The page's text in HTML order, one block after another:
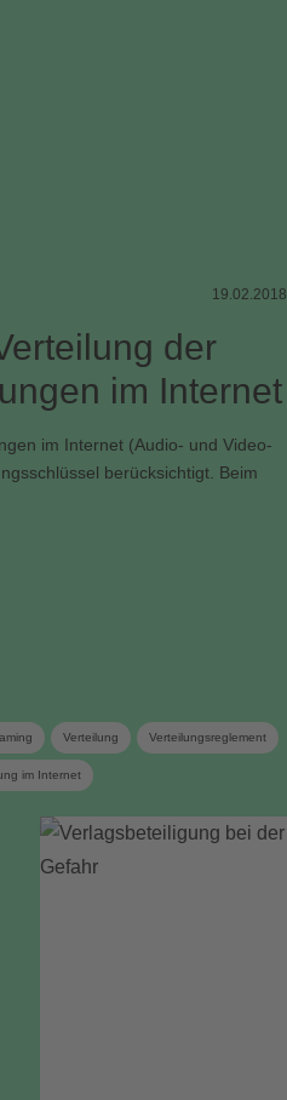
19.02.2018
der
im Internet
im Internet (Audio- und Video-
berücksichtigt. Beim
Verteilung Verteilungsreglement
im Internet